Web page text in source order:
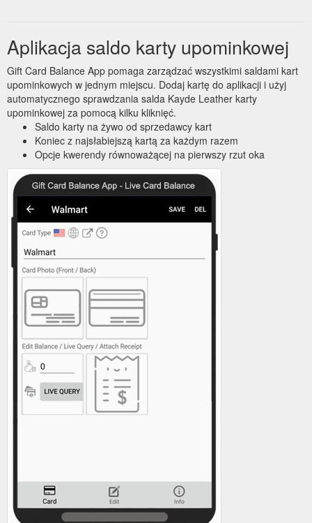
Aplikacja saldo karty upominkowej
Gift Card Balance App pomaga zarządzać wszystkimi saldami kart
upominkowych w jednym miejscu. Dodaj kartę do aplikacji i użyj
automatycznego sprawdzania salda Kayde Leather karty
upominkowej za pomocą kilku kliknięć.
Saldo karty na żywo od sprzedawcy kart
Koniec z najsłabiejszą kartą za każdym razem
Opcje kwerendy równoważącej na pierwszy rzut oka